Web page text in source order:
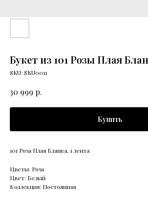
Букет из 101 Розы Плая
SKU: SKU0011
30 999 р.
Купить
101 Роза Плая Бланка, 1 лента
Цветы: Роза
Цвет: Белый
Коллекция: Постоянная